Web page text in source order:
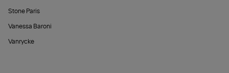
Stone Paris
Vanessa Baroni
Vanrycke